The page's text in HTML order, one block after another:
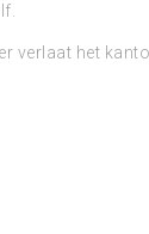
verlaat het